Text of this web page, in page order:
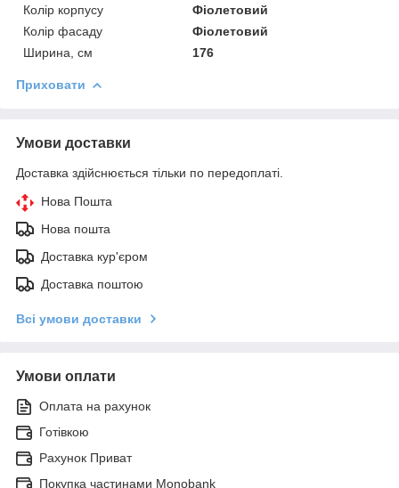
Колір корпусу
Фіолетовий
Колір фасаду
Фіолетовий
Ширина, см
176
Приховати
Умови доставки
Доставка здійснюється тільки по передоплаті.
Нова Пошта
Нова пошта
Доставка кур'єром
Доставка поштою
Всі умови доставки
Умови оплати
Оплата на рахунок
Готівкою
Рахунок Приват
Покупка частинами Monobank